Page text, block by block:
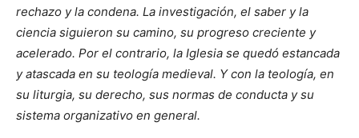
rechazo y la condena. La investigación, el saber y la
ciencia siguieron su camino, su progreso creciente y
acelerado. Por el contrario, la Iglesia se quedó estancada
y atascada en su teología medieval. Y con la teología, en
su liturgia, su derecho, sus normas de conducta y su
sistema organizativo en general.